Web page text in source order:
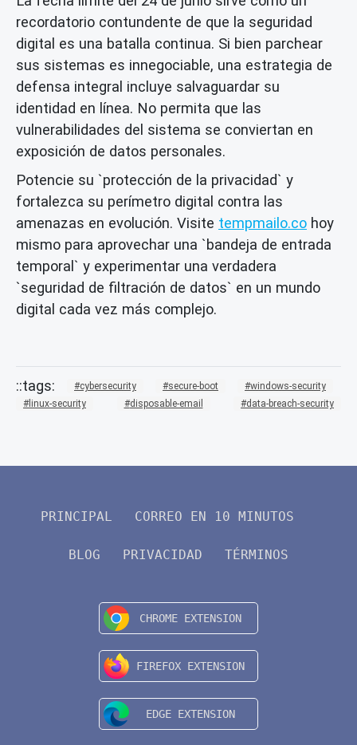
recordatorio contundente de que la seguridad
digital es una batalla continua. Si bien parchear
sus sistemas es innegociable, una estrategia de
defensa integral incluye salvaguardar su
identidad en línea. No permita que las
vulnerabilidades del sistema se conviertan en
exposición de datos personales.
Potencie su `protección de la privacidad` y
fortalezca su perímetro digital contra las
amenazas en evolución. Visite tempmailo.co hoy
mismo para aprovechar una `bandeja de entrada
temporal` y experimentar una verdadera
`seguridad de filtración de datos` en un mundo
digital cada vez más complejo.
cybersecurity secure-boot
windows-security
linux-security
disposable-email data-breach-security
PRINCIPAL CORREO EN 10 MINUTOS
BLOG PRIVACIDAD TÉRMINOS